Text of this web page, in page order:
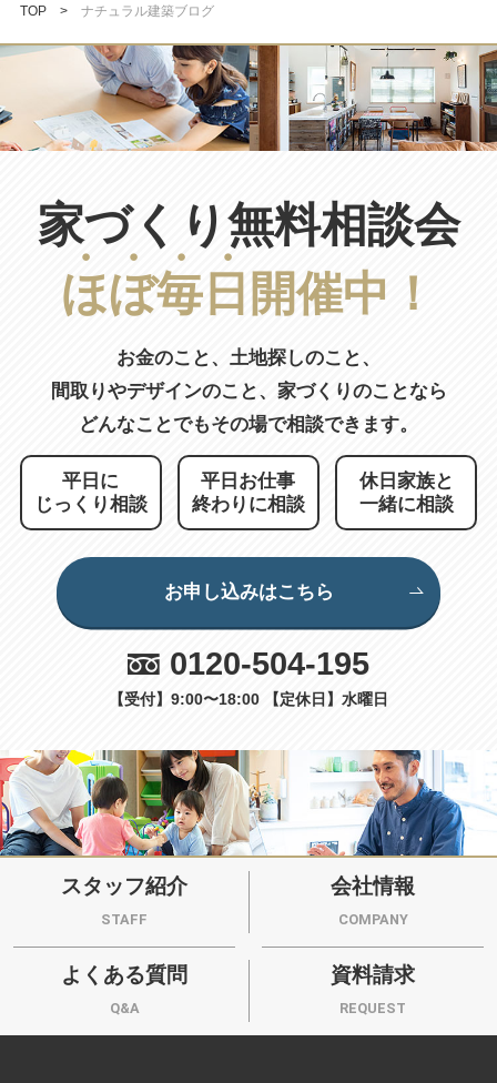
TOP ナチュラル建築ブログ
家づくり無料相談会
ほぼ毎 日 開催中！
お金のこと、土地探しのこと、
間取りやデザインのこと、 家づくりのことなら
どんなことでもその場で相談できます。
平日に
じっくり相談
平日お仕事
終わりに相談
休日家族と
一緒に相談
お申し込みはこちら
0120-504-195
【受付】9:00〜18:00 【定休日】水曜日
スタッフ紹介
STAFF
会社情報
COMPANY
よくある質問
Q&A
資料請求
REQUEST